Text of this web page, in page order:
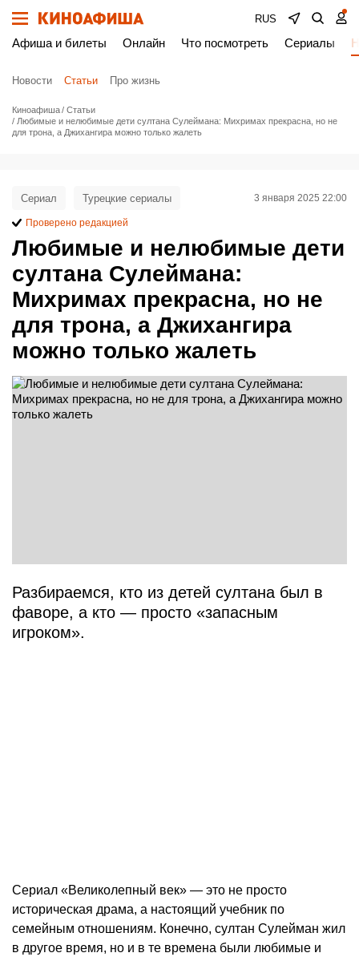
RUS
Афиша и билеты Онлайн Что посмотреть Сериалы
Новости Статьи Про жизнь
Киноафиша
Статьи
Любимые и нелюбимые дети султана Сулеймана: Михримах прекрасна, но не
для трона, а Джихангира можно только жалеть
Любимые и нелюбимые дети
султана Сулеймана:
Михримах прекрасна, но не
для трона, а Джихангира
можно только жалеть
Сериал Турецкие сериалы 3 января 2025 22:00
Проверено редакцией
Разбираемся, кто из детей султана был в
фаворе, а кто — просто «запасным
игроком».
Сериал «Великолепный век» — это не просто
историческая драма, а настоящий учебник по
семейным отношениям. Конечно, султан Сулейман жил
в другое время, но и в те времена были любимые и